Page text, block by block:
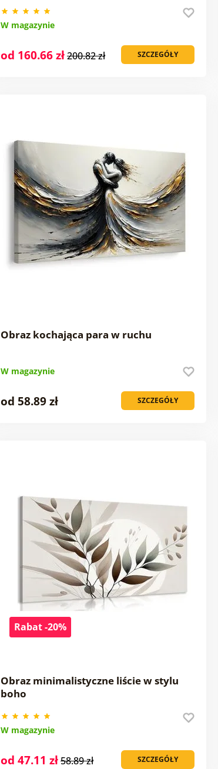
W magazynie
SZCZEGÓŁY
od 160.66 zł200.82 zł
Obraz kochająca para w ruchu
W magazynie
SZCZEGÓŁY
od 58.89 zł
Rabat -20%
Obraz minimalistyczne liście w stylu
boho
W magazynie
SZCZEGÓŁY
od 47.11 zł58.89 zł